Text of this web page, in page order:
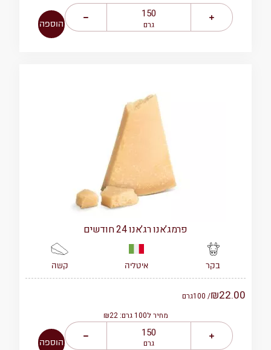
גרם הוספה
פרמג’אנו רג’אנו 24 חודשים
בקר איטליה קשה
מחיר ל100 גרם: ₪22
₪22.00
/ 100 גרם
גרם הוספה